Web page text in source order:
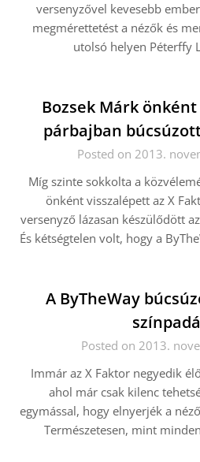
versenyzővel kevesebb
megmérettetést a nézők és
utolsó helyen Péterffy
Bozsek Márk
párbajban
Posted on 2013.
Míg szinte sokkolta a
önként visszalépett az X
versenyző lázasan készülődött
És kétségtelen volt, hogy a
A ByTheWay
Posted on 2013.
Immár az X Faktor negyedik
ahol már csak kilenc
egymással, hogy elnyerjék a
Természetesen, mint